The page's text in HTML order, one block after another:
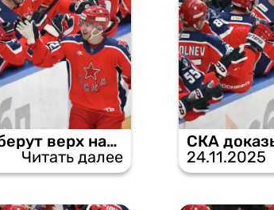
Армейцы берут верх над «Ладой» на своём льду.
Читать далее
24.11.2025